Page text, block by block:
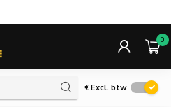
0
€Excl. btw